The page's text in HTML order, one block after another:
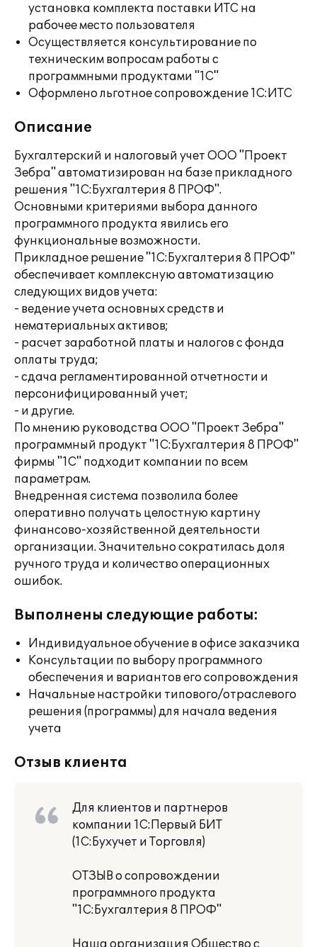
установка комплекта поставки ИТС на
рабочее место пользователя
Осуществляется консультирование по
техническим вопросам работы с
программными продуктами "1С"
Оформлено льготное сопровождение 1С:ИТС
Описание
Бухгалтерский и налоговый учет ООО "Проект
Зебра" автоматизирован на базе прикладного
решения "1С:Бухгалтерия 8 ПРОФ".
Основными критериями выбора данного
программного продукта явились его
функциональные возможности.
Прикладное решение "1С:Бухгалтерия 8 ПРОФ"
обеспечивает комплексную автоматизацию
следующих видов учета:
- ведение учета основных средств и
нематериальных активов;
- расчет заработной платы и налогов с фонда
оплаты труда;
- сдача регламентированной отчетности и
персонифицированный учет;
- и другие.
По мнению руководства ООО "Проект Зебра"
программный продукт "1С:Бухгалтерия 8 ПРОФ"
фирмы "1С" подходит компании по всем
параметрам.
Внедренная система позволила более
оперативно получать целостную картину
финансово-хозяйственной деятельности
организации. Значительно сократилась доля
ручного труда и количество операционных
ошибок.
Выполнены следующие работы:
Индивидуальное обучение в офисе заказчика
Консультации по выбору программного
обеспечения и вариантов его сопровождения
Начальные настройки типового/отраслевого
решения (программы) для начала ведения
учета
Отзыв клиента
Для клиентов и партнеров
компании 1С:Первый БИТ
(1С:Бухучет и Торговля)
ОТЗЫВ о сопровождении
программного продукта
"1С:Бухгалтерия 8 ПРОФ"
Наша организация Общество с